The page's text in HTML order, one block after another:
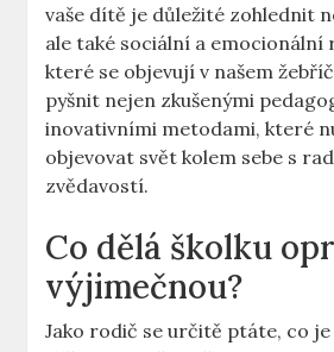
vaše dítě je důležité zohlednit
ale také sociální a emocionální
které se objevují v našem
pyšnit nejen zkušenými
inovativními metodami, které
objevovat svět kolem sebe s
zvědavostí.
Co dělá školku
výjimečnou?
Jako rodič se určitě ptáte, co